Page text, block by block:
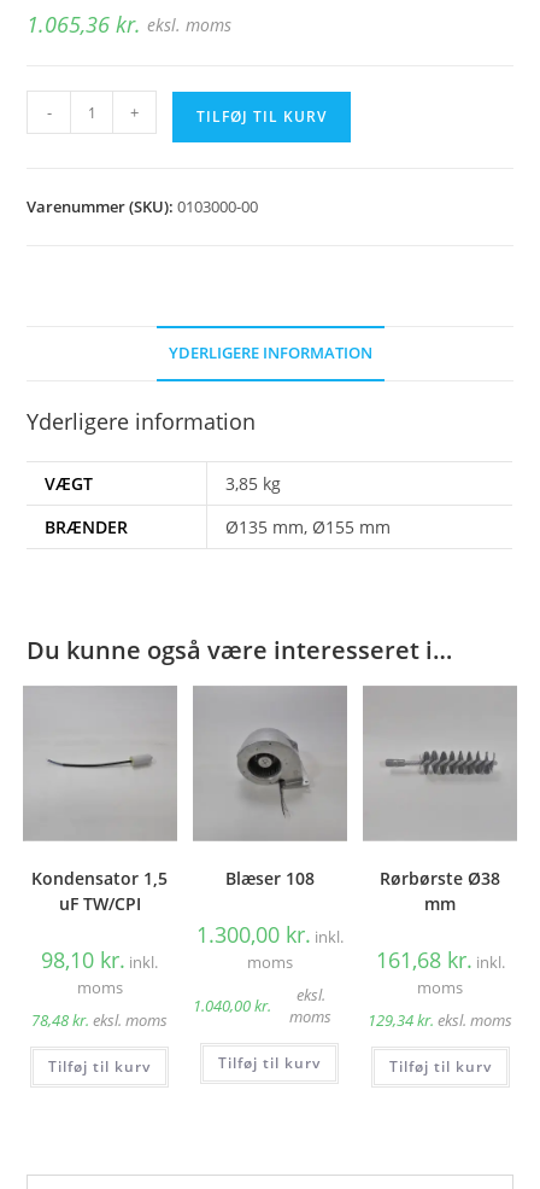
1.065,36kr. eksl. moms
Blæserhus
CPI
- + TILFØJ TIL KURV
Varenummer (SKU):0103000-00
YDERLIGERE INFORMATION
Yderligere information
VÆGT
3,85 kg
BRÆNDER
Ø135 mm, Ø155 mm
Du kunne også være interesseret i…
Kondensator 1,5
uF TW/CPI
98,10 kr. inkl.
moms
78,48kr. eksl. moms
Tilføj til kurv
Blæser 108
1.300,00 kr. inkl.
moms
1.040,00kr.
eksl.
moms
Tilføj til kurv
Rørbørste Ø38
mm
161,68 kr. inkl.
moms
129,34kr. eksl. moms
Tilføj til kurv